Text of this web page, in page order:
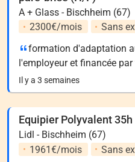
A + Glass - Bischheim (67)
2300€/mois
Sans
formation d'adaptation
l'employeur et financée
Il y a 3 semaines
Equipier Polyvalent
Lidl - Bischheim (67)
1961€/mois
Sans